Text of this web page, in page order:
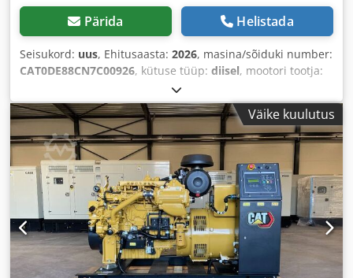
Pärida Helistada
Seisukord: uus, Ehitusaasta: 2026, masina/sõiduki number:
CAT0DE88CN7C00926, kütuse tüüp: diisel, mootori tootja:
Väike kuulutus